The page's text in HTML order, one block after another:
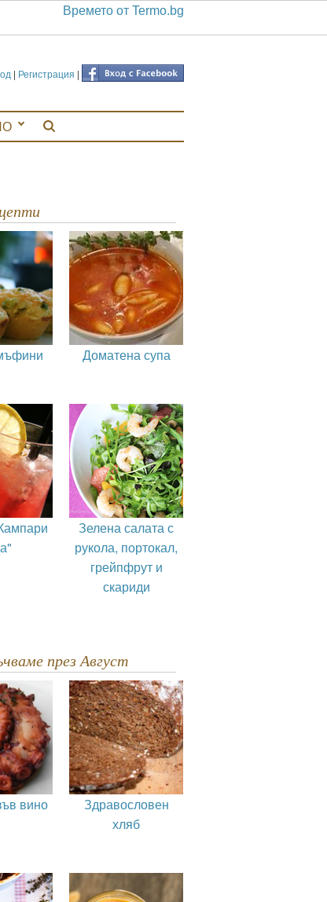
Времето от Termo.bg
| Регистрация |
Доматена супа
Зелена салата с
рукола, портокал,
грейпфрут и
скариди
през Август
вино
Здравословен
хляб